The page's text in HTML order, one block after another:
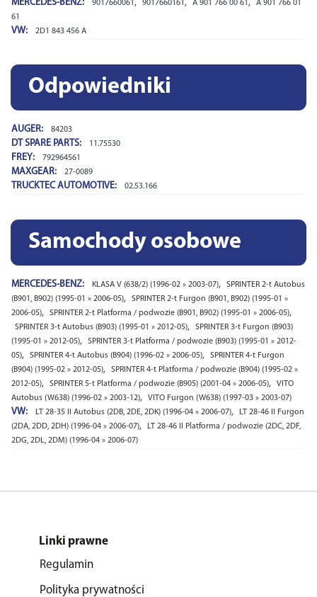
MERCEDES-BENZ: 9017660061 , 9017660161 , A 901 766 00 61 ,
A 901 766 01
61
VW: 2D1 843 456 A
Odpowiedniki
AUGER: 84203
DT SPARE PARTS: 11.75530
FREY: 792964561
MAXGEAR: 27-0089
TRUCKTEC AUTOMOTIVE: 02.53.166
Samochody osobowe
MERCEDES-BENZ: KLASA V (638/2) (1996-02 » 2003-07),
SPRINTER 2-t Autobus
(B901, B902) (1995-01 » 2006-05),
SPRINTER 2-t Furgon (B901, B902) (1995-01 »
2006-05), SPRINTER 2-t Platforma / podwozie (B901, B902) (1995-01 » 2006-05),
SPRINTER 3-t Autobus (B903) (1995-01 » 2012-05),
SPRINTER 3-t Furgon (B903)
(1995-01 » 2012-05),
SPRINTER 3-t Platforma / podwozie (B903) (1995-01 » 2012-
05), SPRINTER 4-t Autobus (B904) (1996-02 » 2006-05),
SPRINTER 4-t Furgon
(B904) (1995-02 » 2012-05),
SPRINTER 4-t Platforma / podwozie (B904) (1995-02 »
2012-05), SPRINTER 5-t Platforma / podwozie (B905) (2001-04 » 2006-05),
VITO
Autobus (W638) (1996-02 » 2003-12), VITO Furgon (W638) (1997-03 » 2003-07)
VW: LT 28-35 II Autobus (2DB, 2DE, 2DK) (1996-04 » 2006-07),
LT 28-46 II Furgon
(2DA, 2DD, 2DH) (1996-04 » 2006-07),
LT 28-46 II Platforma / podwozie (2DC, 2DF,
2DG, 2DL, 2DM) (1996-04 » 2006-07)
Linki prawne
Regulamin
Polityka prywatności